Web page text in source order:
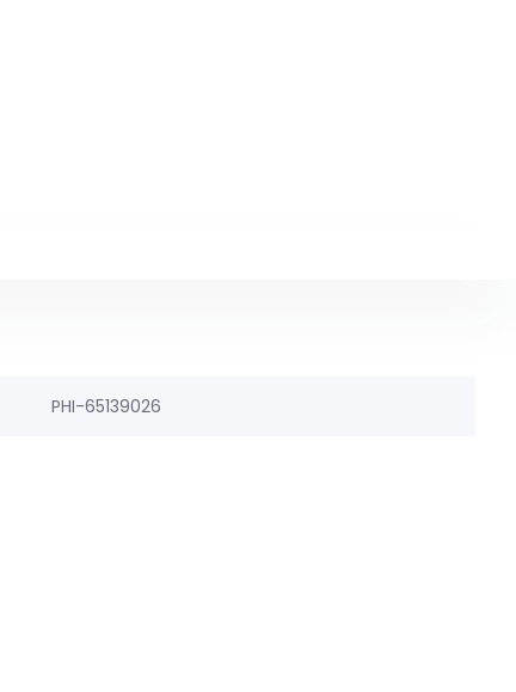
PHI-65139026